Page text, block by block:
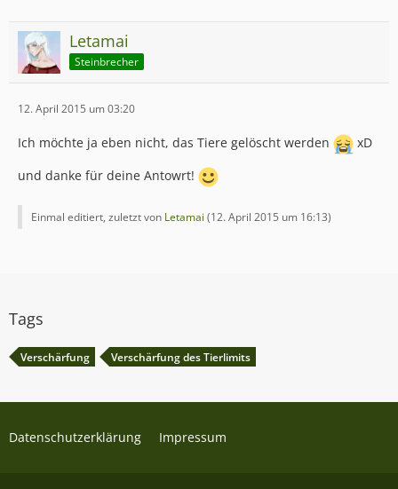
Letamai
Steinbrecher
12. April 2015 um 03:20
Ich möchte ja eben nicht, das Tiere gelöscht werden
xD
und danke für deine Antowrt!
Einmal editiert, zuletzt von Letamai (12. April 2015 um 16:13)
Tags
Verschärfung Verschärfung des Tierlimits
Datenschutzerklärung Impressum